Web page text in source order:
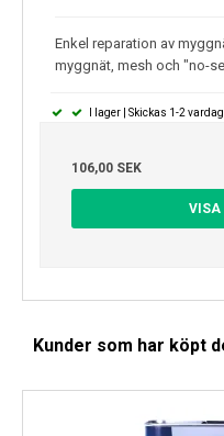
Enkel reparation av
myggnät, mesh och "no-
I lager | Skickas 1-2
106,00 SEK
VISA
Kunder som har köpt